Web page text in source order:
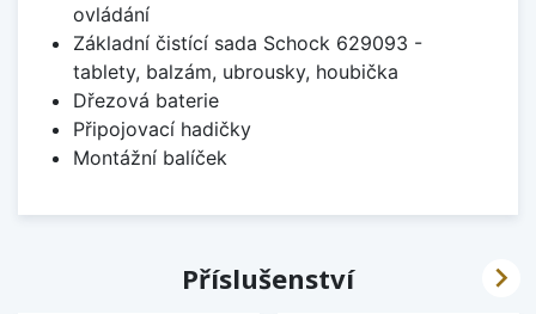
ovládání
Základní čistící sada Schock 629093 -
tablety, balzám, ubrousky, houbička
Dřezová baterie
Připojovací hadičky
Montážní balíček
Příslušenství 